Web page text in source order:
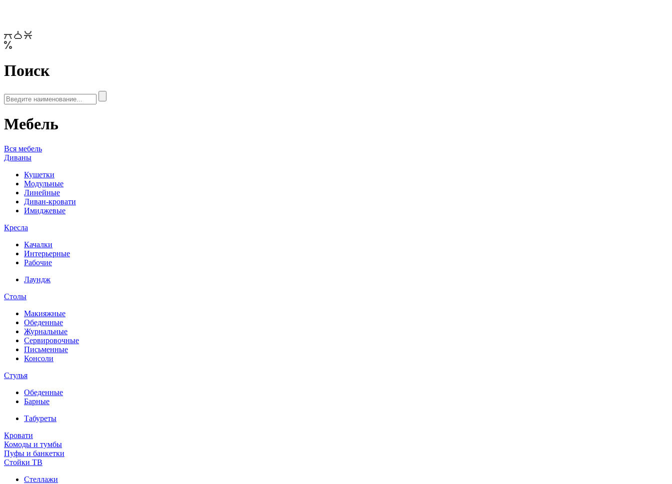
Поиск
Мебель
Вся мебель
Диваны
Кушетки
Модульные
Линейные
Диван-кровати
Имиджевые
Кресла
Качалки
Интерьерные
Рабочие
Лаундж
Столы
Макияжные
Обеденные
Журнальные
Сервировочные
Письменные
Консоли
Стулья
Обеденные
Барные
Табуреты
Кровати
Комоды и тумбы
Пуфы и банкетки
Стойки ТВ
Стеллажи